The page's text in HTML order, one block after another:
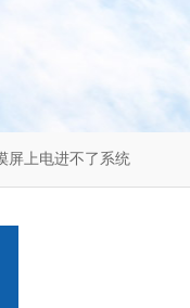
屏上电进不了系统